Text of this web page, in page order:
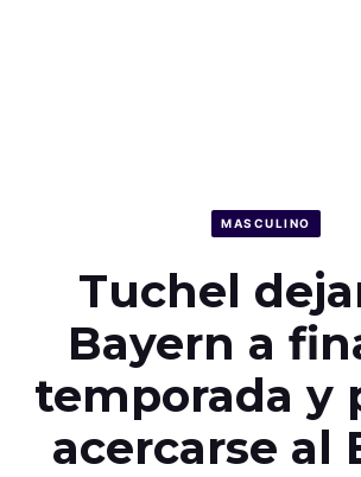
MASCULINO
Tuchel
Bayern a
temporada y
acercarse al